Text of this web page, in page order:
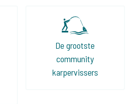
De grootste
community
karpervissers